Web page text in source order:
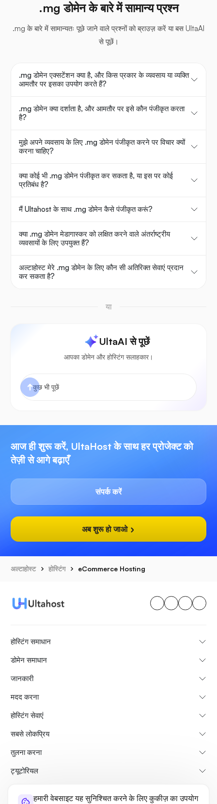
हमारी वेबसाइट यह सुनिश्चित करने के लिए कुकीज़ का उपयोग
.mg डोमेन के बारे में सामान्य प्रश्न
.mg के बारे में सामान्यतः पूछे जाने वाले प्रश्नों को ब्राउज़ करें या बस UltaAI
से पूछें।
.mg डोमेन एक्सटेंशन क्या है, और किस प्रकार के व्यवसाय या व्यक्ति
आमतौर पर इसका उपयोग करते हैं?
.mg डोमेन क्या दर्शाता है, और आमतौर पर इसे कौन पंजीकृत करता
है?
मुझे अपने व्यवसाय के लिए .mg डोमेन पंजीकृत करने पर विचार क्यों
करना चाहिए?
क्या कोई भी .mg डोमेन पंजीकृत कर सकता है, या इस पर कोई
प्रतिबंध है?
मैं Ultahost के साथ .mg डोमेन कैसे पंजीकृत करूं?
क्या .mg डोमेन मेडागास्कर को लक्षित करने वाले अंतर्राष्ट्रीय
व्यवसायों के लिए उपयुक्त हैं?
अल्टाहोस्ट मेरे .mg डोमेन के लिए कौन सी अतिरिक्त सेवाएं प्रदान
कर सकता है?
या
UltaAI से पूछें
आपका डोमेन और होस्टिंग सलाहकार।
आज ही शुरू करें, UltaHost के साथ हर प्रोजेक्ट को
तेज़ी से आगे बढ़ाएँ
संपर्क करें
अब शुरू हो जाओ
अल्टाहोस्ट होस्टिंग eCommerce Hosting
होस्टिंग समाधान
डोमेन समाधान
जानकारी
मदद करना
होस्टिंग सेवाएं
सबसे लोकप्रिय
तुलना करना
ट्यूटोरियल
हमारे बारे मेंभुगतान वापसी की नीतिनियम और शर्तेंगोपनीयता नीतिकानूनीसाइट मैप